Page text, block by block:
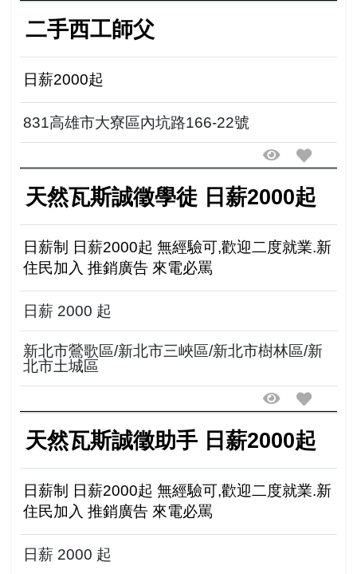
二手西工師父
日薪2000起
831高雄市大寮區內坑路166-22號
天然瓦斯誠徵學徒 日薪2000起
日薪制 日薪2000起 無經驗可,歡迎二度就業.新
住民加入 推銷廣告 來電必罵
日薪 2000 起
新北市鶯歌區/新北市三峽區/新北市樹林區/新
北市土城區
天然瓦斯誠徵助手 日薪2000起
日薪制 日薪2000起 無經驗可,歡迎二度就業.新
住民加入 推銷廣告 來電必罵
日薪 2000 起